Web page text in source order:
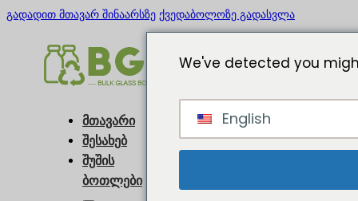
გადადით მთავარ შინაარსზე ქვედაბოლოზე გადასვლა
მთავარი
შესახებ
შუშის
ბოთლები
We've detected you
English